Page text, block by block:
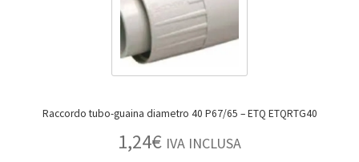
Raccordo tubo-guaina diametro 40 P67/65 – ETQ ETQRTG40
1,24€ IVA INCLUSA